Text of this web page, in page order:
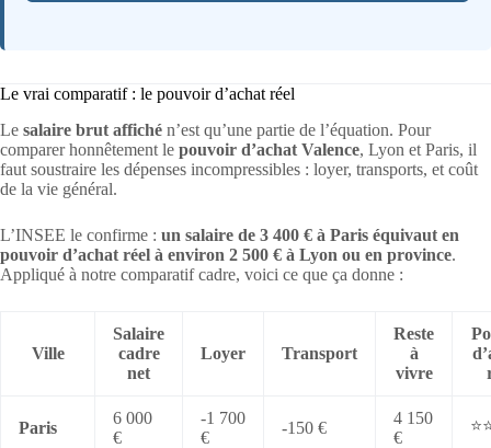
Le vrai comparatif : le pouvoir d’achat réel
Le salaire brut affiché n’est qu’une partie de l’équation. Pour
comparer honnêtement le pouvoir d’achat Valence, Lyon et Paris, il
faut soustraire les dépenses incompressibles : loyer, transports, et coût
de la vie général.
L’INSEE le confirme : un salaire de 3 400 € à Paris équivaut en
pouvoir d’achat réel à environ 2 500 € à Lyon ou en province.
Appliqué à notre comparatif cadre, voici ce que ça donne :
Ville
Salaire
cadre
net
Loyer Transport
Reste
à
vivre
Paris
6 000
€
-1 700
€
-150 €
4 150
€